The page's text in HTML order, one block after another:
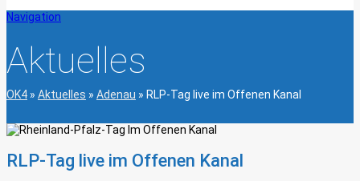
Navigation
Aktuelles
OK4 » Aktuelles » Adenau » RLP-Tag live im Offenen Kanal
RLP-Tag live im Offenen Kanal